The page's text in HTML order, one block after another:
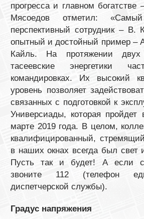
прогресса и главном
Мясоедов отметил:
перспективный сотрудник – В.
опытный и достойный пример –
Кайль. На протяжении
тасеевские энергетики
командировках. Их высокий
уровень позволяет
связанных с подготовкой к
Универсиады, которая пройдет
марте 2019 года. В целом,
квалифицированный,
в наших окнах всегда был свет
Пусть так и будет! А если
звоните 112 (телефон
диспетчерской службы).
Градус напряжения